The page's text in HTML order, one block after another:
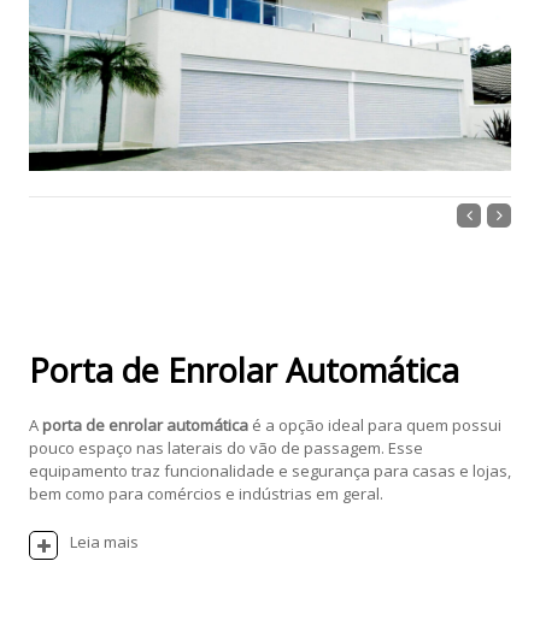
Porta de Enrolar Automática
A porta de enrolar automáticaé a opção ideal para quem possui
pouco espaço nas laterais do vão de passagem. Esse
equipamento traz funcionalidade e segurança para casas e lojas,
bem como para comércios e indústrias em geral.
Leia mais